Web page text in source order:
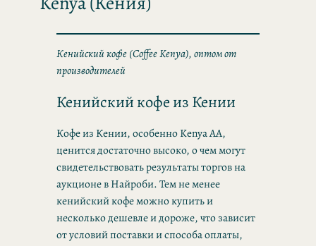
Кенийский кофе (Coffee Kenya), оптом от
производителей
Кенийский кофе из Кении
Кофе из Кении, особенно Kenya AA,
ценится достаточно высоко, о чем могут
свидетельствовать результаты торгов на
аукционе в Найроби. Тем не менее
кенийский кофе можно купить и
несколько дешевле и дороже, что зависит
от условий поставки и способа оплаты,